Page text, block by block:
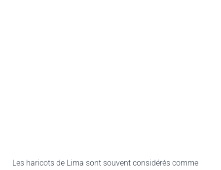
Les haricots de Lima sont souvent considérés comme